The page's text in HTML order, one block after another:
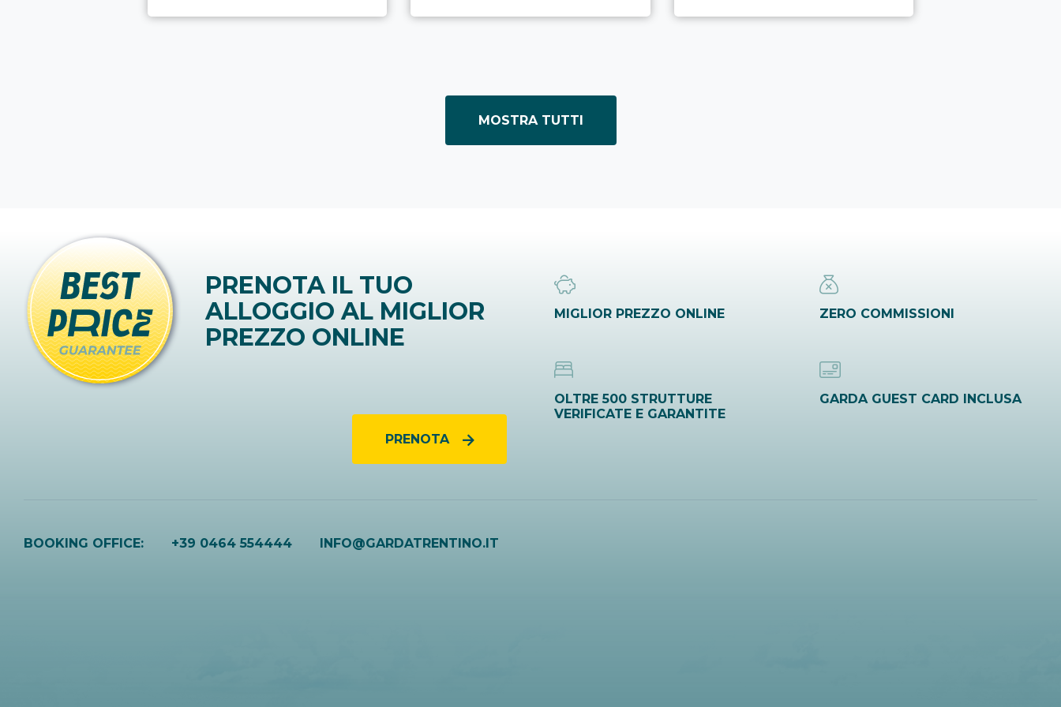
MOSTRA TUTTI
PRENOTA IL TUO
ALLOGGIO AL MIGLIOR
PREZZO ONLINE
PRENOTA
MIGLIOR PREZZO ONLINE ZERO COMMISSIONI
OLTRE 500 STRUTTURE
VERIFICATE E GARANTITE
GARDA GUEST CARD INCLUSA
BOOKING OFFICE: +39 0464 554444 INFO@GARDATRENTINO.IT